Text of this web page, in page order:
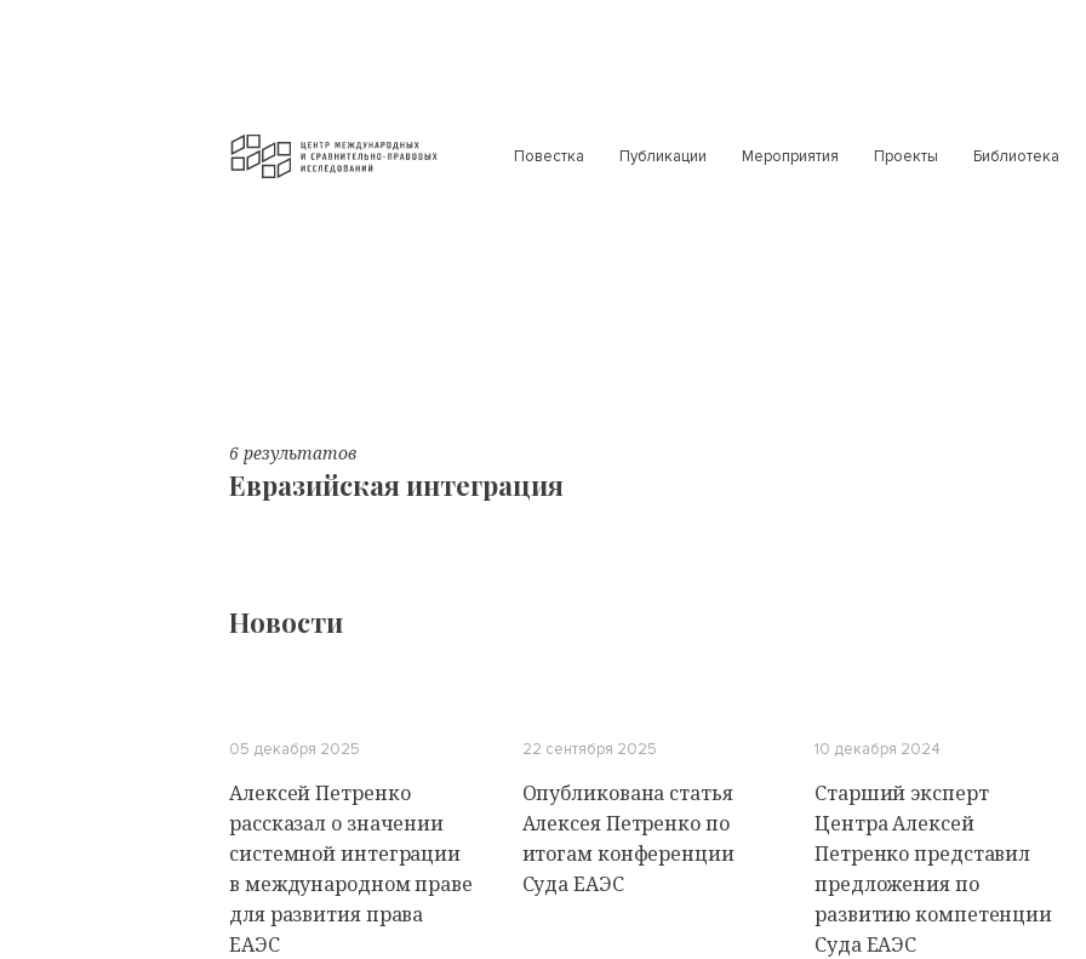
Повестка Публикации Мероприятия Проекты Библиотека
6 результатов
Евразийская интеграция
Новости
05 декабря 2025
Алексей Петренко
рассказал о значении
системной интеграции
в международном праве
для развития права
ЕАЭС
22 сентября 2025
Опубликована статья
Алексея Петренко по
итогам конференции
Суда ЕАЭС
10 декабря 2024
Старший эксперт
Центра Алексей
Петренко представил
предложения по
развитию компетенции
Суда ЕАЭС